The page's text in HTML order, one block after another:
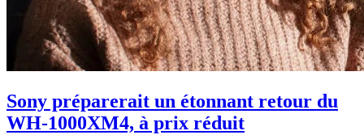
Sony préparerait un étonnant retour du
WH-1000XM4, à prix réduit